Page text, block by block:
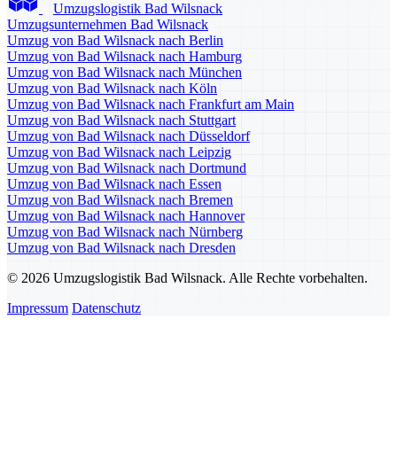
Umzugslogistik Bad Wilsnack
Umzugsunternehmen Bad Wilsnack
Umzug von Bad Wilsnack nach Berlin
Umzug von Bad Wilsnack nach Hamburg
Umzug von Bad Wilsnack nach München
Umzug von Bad Wilsnack nach Köln
Umzug von Bad Wilsnack nach Frankfurt am Main
Umzug von Bad Wilsnack nach Stuttgart
Umzug von Bad Wilsnack nach Düsseldorf
Umzug von Bad Wilsnack nach Leipzig
Umzug von Bad Wilsnack nach Dortmund
Umzug von Bad Wilsnack nach Essen
Umzug von Bad Wilsnack nach Bremen
Umzug von Bad Wilsnack nach Hannover
Umzug von Bad Wilsnack nach Nürnberg
Umzug von Bad Wilsnack nach Dresden
© 2026 Umzugslogistik Bad Wilsnack. Alle Rechte vorbehalten.
Impressum Datenschutz